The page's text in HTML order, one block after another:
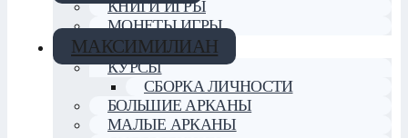
КНИГИ ИГРЫ
МОНЕТЫ ИГРЫ
МАКСИМИЛИАН
КУРСЫ
СБОРКА ЛИЧНОСТИ
БОЛЬШИЕ АРКАНЫ
МАЛЫЕ АРКАНЫ